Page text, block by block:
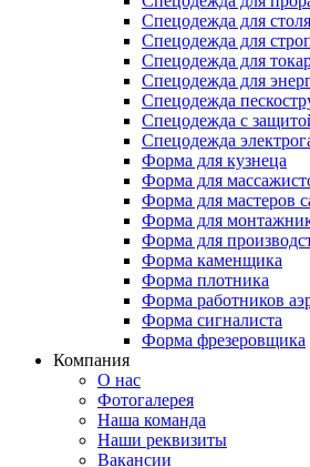
Спецодежда для
Спецодежда для
Спецодежда для
Спецодежда для
Спецодежда
Спецодежда с
Спецодежда
Форма для кузнеца
Форма для
Форма для мастеров
Форма для
Форма для
Форма каменщика
Форма плотника
Форма работников
Форма сигналиста
Форма фрезеровщика
Компания
О нас
Фотогалерея
Наша команда
Наши реквизиты
Вакансии